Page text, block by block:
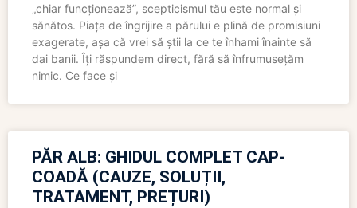
„chiar funcționează”, scepticismul tău este normal și
sănătos. Piața de îngrijire a părului e plină de promisiuni
exagerate, așa că vrei să știi la ce te înhami înainte să
dai banii. Îți răspundem direct, fără să înfrumusețăm
nimic. Ce face și
PĂR ALB: GHIDUL COMPLET CAP-
COADĂ (CAUZE, SOLUȚII,
TRATAMENT, PREȚURI)